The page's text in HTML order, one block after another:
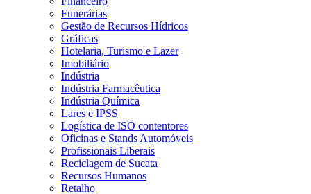
Funerárias
Gestão de Recursos Hídricos
Gráficas
Hotelaria, Turismo e Lazer
Imobiliário
Indústria
Indústria Farmacêutica
Indústria Química
Lares e IPSS
Logística de ISO contentores
Oficinas e Stands Automóveis
Profissionais Liberais
Reciclagem de Sucata
Recursos Humanos
Retalho